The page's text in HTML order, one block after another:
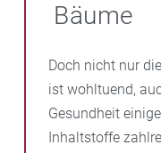
Bäume
Doch nicht nur
ist wohltuend,
Gesundheit
Inhaltstoffe